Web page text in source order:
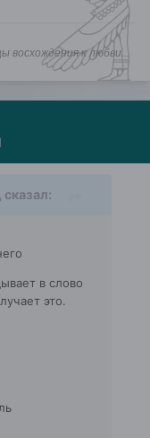
восхождения к любви...
в слово
это.